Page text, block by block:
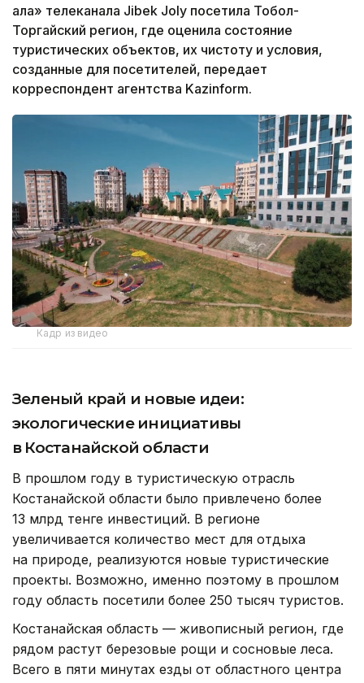
қала» телеканала Jibek Joly посетила Тобол-
Торгайский регион, где оценила состояние
туристических объектов, их чистоту и условия,
созданные для посетителей, передает
корреспондент агентства Kazinform.
Кадр из видео
Зеленый край и новые идеи:
экологические инициативы
в Костанайской области
В прошлом году в туристическую отрасль
Костанайской области было привлечено более
13 млрд тенге инвестиций. В регионе
увеличивается количество мест для отдыха
на природе, реализуются новые туристические
проекты. Возможно, именно поэтому в прошлом
году область посетили более 250 тысяч туристов.
Костанайская область — живописный регион, где
рядом растут березовые рощи и сосновые леса.
Всего в пяти минутах езды от областного центра